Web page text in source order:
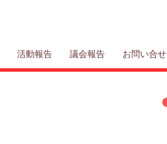
活動報告 議会報告 お問い合せ